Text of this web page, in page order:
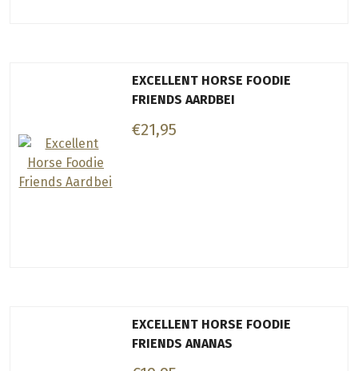
EXCELLENT HORSE FOODIE
FRIENDS AARDBEI
€21,95
EXCELLENT HORSE FOODIE
FRIENDS ANANAS